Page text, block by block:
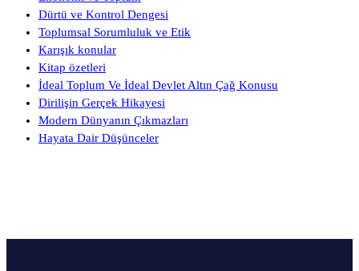
Dürtü ve Kontrol Dengesi
Toplumsal Sorumluluk ve Etik
Karışık konular
Kitap özetleri
İdeal Toplum Ve İdeal Devlet Altın Çağ Konusu
Dirilişin Gerçek Hikayesi
Modern Dünyanın Çıkmazları
Hayata Dair Düşünceler